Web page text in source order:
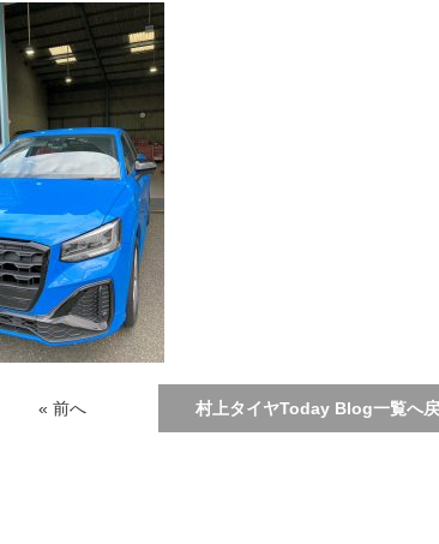
« 前へ 村上タイヤToday Blog一覧へ